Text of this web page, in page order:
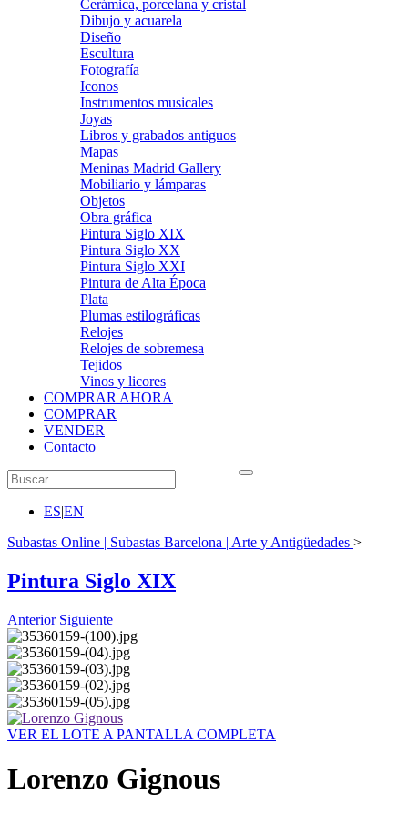
Cerámica, porcelana y cristal
Dibujo y acuarela
Diseño
Escultura
Fotografía
Iconos
Instrumentos musicales
Joyas
Libros y grabados antiguos
Mapas
Meninas Madrid Gallery
Mobiliario y lámparas
Objetos
Obra gráfica
Pintura Siglo XIX
Pintura Siglo XX
Pintura Siglo XXI
Pintura de Alta Época
Plata
Plumas estilográficas
Relojes
Relojes de sobremesa
Tejidos
Vinos y licores
COMPRAR AHORA
COMPRAR
VENDER
Contacto
ES|EN
Subastas Online | Subastas Barcelona | Arte y Antigüedades >
Pintura Siglo XIX
Anterior Siguiente
VER EL LOTE A PANTALLA COMPLETA
Lorenzo Gignous